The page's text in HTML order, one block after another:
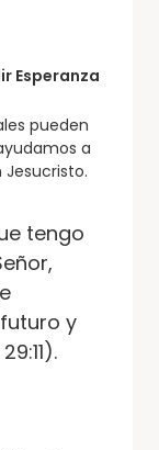
Esperanza
pueden
a
tengo
y